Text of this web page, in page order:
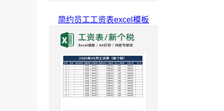
简约员工工资表excel模板